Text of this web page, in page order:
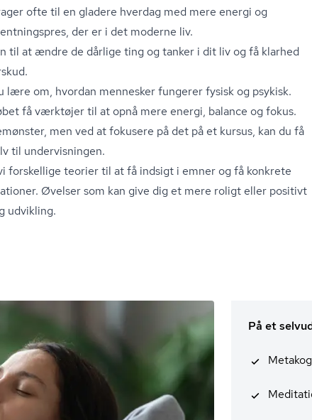
ofte til en gladere hverdag med mere energi og
der er i det moderne liv.
til at ændre de dårlige ting og tanker i dit liv og få klarhed
lære om, hvordan mennesker fungerer fysisk og psykisk.
få værktøjer til at opnå mere energi, balance og fokus.
men ved at fokusere på det på et kursus, kan du få
til undervisningen.
forskellige teorier til at få indsigt i emner og få konkrete
Øvelser som kan give dig et mere roligt eller positivt
udvikling.
På et